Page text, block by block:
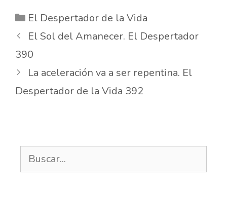
Categorías
El Despertador de la Vida
El Sol del Amanecer. El Despertador
390
La aceleración va a ser repentina. El
Despertador de la Vida 392